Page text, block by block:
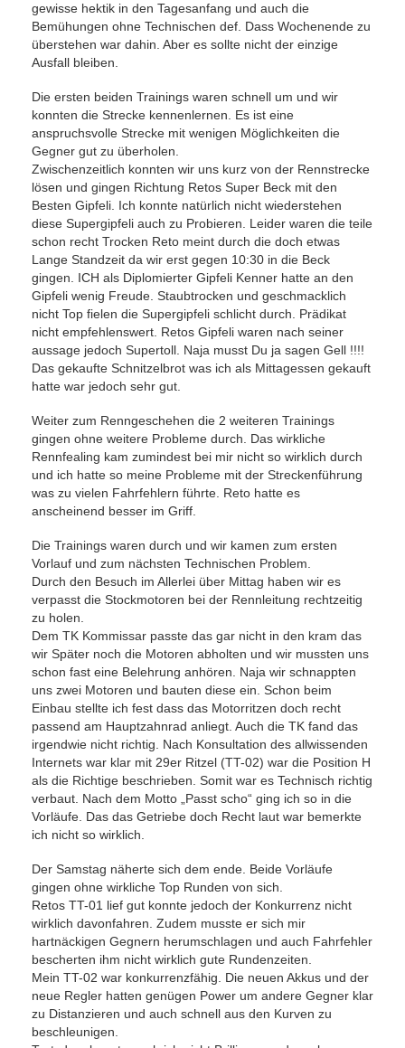
gewisse hektik in den Tagesanfang und auch die
Bemühungen ohne Technischen def. Dass Wochenende zu
überstehen war dahin. Aber es sollte nicht der einzige
Ausfall bleiben.
Die ersten beiden Trainings waren schnell um und wir
konnten die Strecke kennenlernen. Es ist eine
anspruchsvolle Strecke mit wenigen Möglichkeiten die
Gegner gut zu überholen.
Zwischenzeitlich konnten wir uns kurz von der Rennstrecke
lösen und gingen Richtung Retos Super Beck mit den
Besten Gipfeli. Ich konnte natürlich nicht wiederstehen
diese Supergipfeli auch zu Probieren. Leider waren die teile
schon recht Trocken Reto meint durch die doch etwas
Lange Standzeit da wir erst gegen 10:30 in die Beck
gingen. ICH als Diplomierter Gipfeli Kenner hatte an den
Gipfeli wenig Freude. Staubtrocken und geschmacklich
nicht Top fielen die Supergipfeli schlicht durch. Prädikat
nicht empfehlenswert. Retos Gipfeli waren nach seiner
aussage jedoch Supertoll. Naja musst Du ja sagen Gell !!!!
Das gekaufte Schnitzelbrot was ich als Mittagessen gekauft
hatte war jedoch sehr gut.
Weiter zum Renngeschehen die 2 weiteren Trainings
gingen ohne weitere Probleme durch. Das wirkliche
Rennfealing kam zumindest bei mir nicht so wirklich durch
und ich hatte so meine Probleme mit der Streckenführung
was zu vielen Fahrfehlern führte. Reto hatte es
anscheinend besser im Griff.
Die Trainings waren durch und wir kamen zum ersten
Vorlauf und zum nächsten Technischen Problem.
Durch den Besuch im Allerlei über Mittag haben wir es
verpasst die Stockmotoren bei der Rennleitung rechtzeitig
zu holen.
Dem TK Kommissar passte das gar nicht in den kram das
wir Später noch die Motoren abholten und wir mussten uns
schon fast eine Belehrung anhören. Naja wir schnappten
uns zwei Motoren und bauten diese ein. Schon beim
Einbau stellte ich fest dass das Motorritzen doch recht
passend am Hauptzahnrad anliegt. Auch die TK fand das
irgendwie nicht richtig. Nach Konsultation des allwissenden
Internets war klar mit 29er Ritzel (TT-02) war die Position H
als die Richtige beschrieben. Somit war es Technisch richtig
verbaut. Nach dem Motto „Passt scho“ ging ich so in die
Vorläufe. Das das Getriebe doch Recht laut war bemerkte
ich nicht so wirklich.
Der Samstag näherte sich dem ende. Beide Vorläufe
gingen ohne wirkliche Top Runden von sich.
Retos TT-01 lief gut konnte jedoch der Konkurrenz nicht
wirklich davonfahren. Zudem musste er sich mir
hartnäckigen Gegnern herumschlagen und auch Fahrfehler
bescherten ihm nicht wirklich gute Rundenzeiten.
Mein TT-02 war konkurrenzfähig. Die neuen Akkus und der
neue Regler hatten genügen Power um andere Gegner klar
zu Distanzieren und auch schnell aus den Kurven zu
beschleunigen.